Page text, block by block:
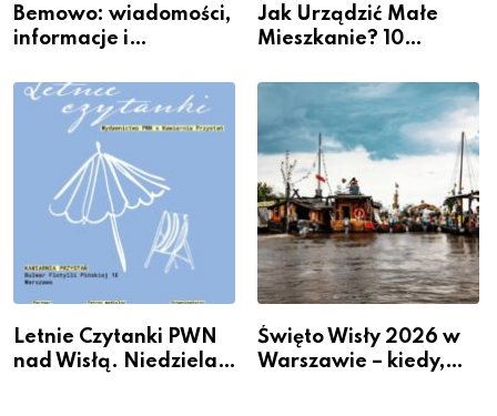
Bemowo: wiadomości,
informacje i
Jak Urządzić Małe
Mieszkanie? 10
Przestrzeni Bez
Kosztownego Remontu
Letnie Czytanki PWN
nad Wisłą. Niedziela z
Święto Wisły 2026 w
Warszawie – kiedy,